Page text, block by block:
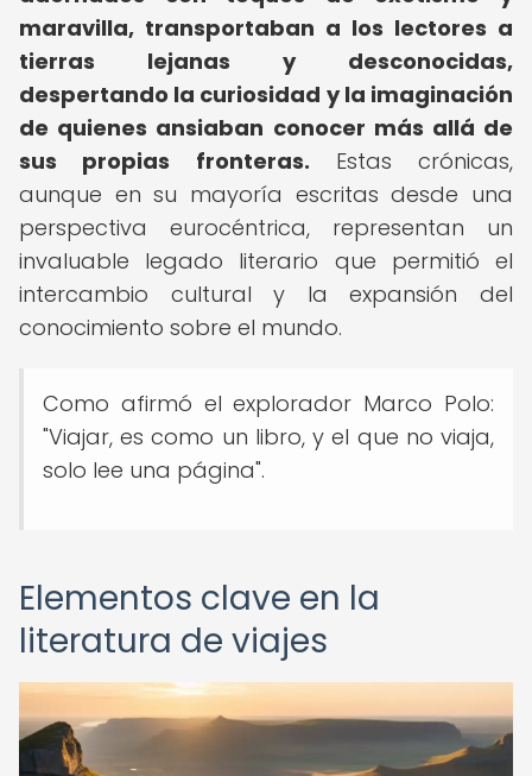
maravilla, transportaban a los lectores a
tierras lejanas y desconocidas,
despertando la curiosidad y la imaginación
de quienes ansiaban conocer más allá de
sus propias fronteras. Estas crónicas,
aunque en su mayoría escritas desde una
perspectiva eurocéntrica, representan un
invaluable legado literario que permitió el
intercambio cultural y la expansión del
conocimiento sobre el mundo.
Como afirmó el explorador Marco Polo:
"Viajar, es como un libro, y el que no viaja,
solo lee una página".
Elementos clave en la
literatura de viajes